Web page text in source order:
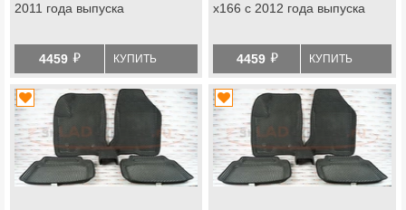
2011 года выпуска
4459 й КУПИТЬ
x166 с 2012 года выпуска
4459 й КУПИТЬ